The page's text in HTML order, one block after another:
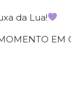
da Lua!